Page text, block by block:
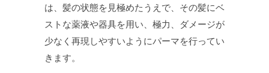
は、髪の状態を見極めたうえで、その髪にベ
ストな薬液や器具を用い、極力、ダメージが
少なく再現しやすいようにパーマを行ってい
きます。